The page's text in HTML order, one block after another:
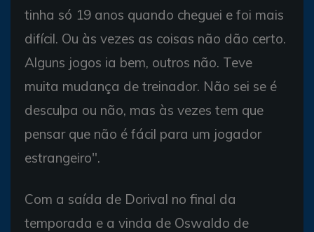
tinha só 19 anos quando cheguei e foi mais
difícil. Ou às vezes as coisas não dão certo.
Alguns jogos ia bem, outros não. Teve
muita mudança de treinador. Não sei se é
desculpa ou não, mas às vezes tem que
pensar que não é fácil para um jogador
estrangeiro".
Com a saída de Dorival no final da
temporada e a vinda de Oswaldo de